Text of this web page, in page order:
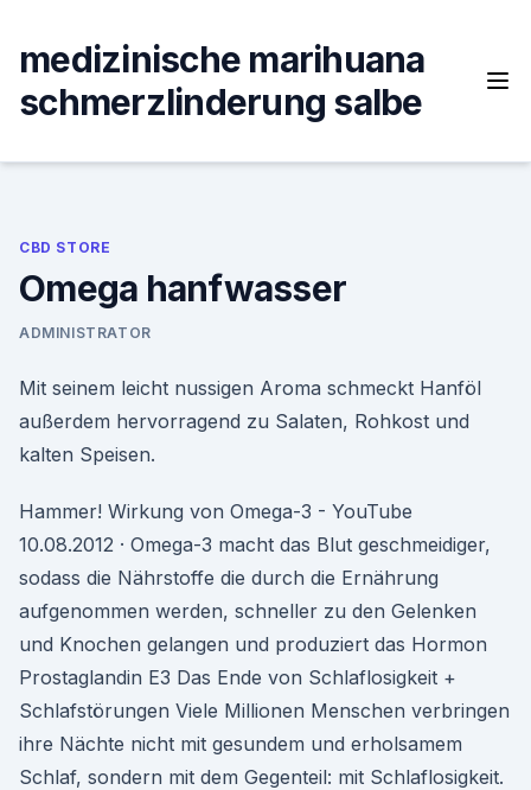
content
medizinische marihuana
schmerzlinderung salbe
CBD STORE
Omega hanfwasser
ADMINISTRATOR
Mit seinem leicht nussigen Aroma schmeckt Hanföl
außerdem hervorragend zu Salaten, Rohkost und
kalten Speisen.
Hammer! Wirkung von Omega-3 - YouTube
10.08.2012 · Omega-3 macht das Blut geschmeidiger,
sodass die Nährstoffe die durch die Ernährung
aufgenommen werden, schneller zu den Gelenken
und Knochen gelangen und produziert das Hormon
Prostaglandin E3 Das Ende von Schlaflosigkeit +
Schlafstörungen Viele Millionen Menschen verbringen
ihre Nächte nicht mit gesundem und erholsamem
Schlaf, sondern mit dem Gegenteil: mit Schlaflosigkeit.